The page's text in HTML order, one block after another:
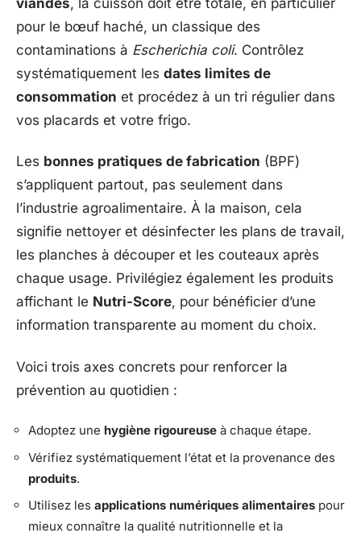
pour le bœuf haché, un classique des
contaminations à Escherichia coli. Contrôlez
systématiquement les dates limites de
consommation et procédez à un tri régulier dans
vos placards et votre frigo.
Les bonnes pratiques de fabrication (BPF)
s’appliquent partout, pas seulement dans
l’industrie agroalimentaire. À la maison, cela
signifie nettoyer et désinfecter les plans de travail,
les planches à découper et les couteaux après
chaque usage. Privilégiez également les produits
affichant le Nutri-Score, pour bénéficier d’une
information transparente au moment du choix.
Voici trois axes concrets pour renforcer la
prévention au quotidien :
Adoptez une hygiène rigoureuse à chaque étape.
Vérifiez systématiquement l’état et la provenance des
produits.
Utilisez les applications numériques alimentaires pour
mieux connaître la qualité nutritionnelle et la